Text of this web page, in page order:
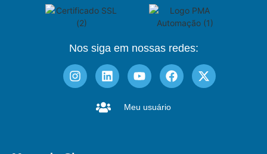
Nos siga em nossas redes:
Meu usuário